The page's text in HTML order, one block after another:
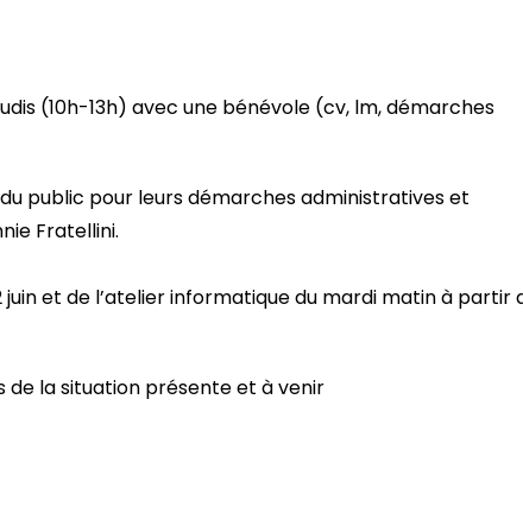
(10h-13h) avec une bénévole (cv, lm, démarches
public pour leurs démarches administratives et
Fratellini.
juin et de l’atelier informatique du mardi matin à partir
de la situation présente et à venir